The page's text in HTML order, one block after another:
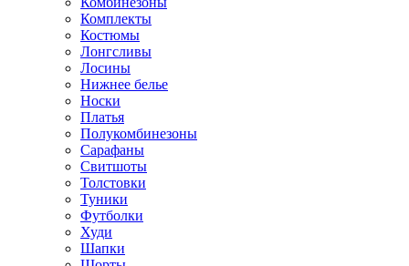
Комплекты
Костюмы
Лонгсливы
Лосины
Нижнее белье
Носки
Платья
Полукомбинезоны
Сарафаны
Свитшоты
Толстовки
Туники
Футболки
Худи
Шапки